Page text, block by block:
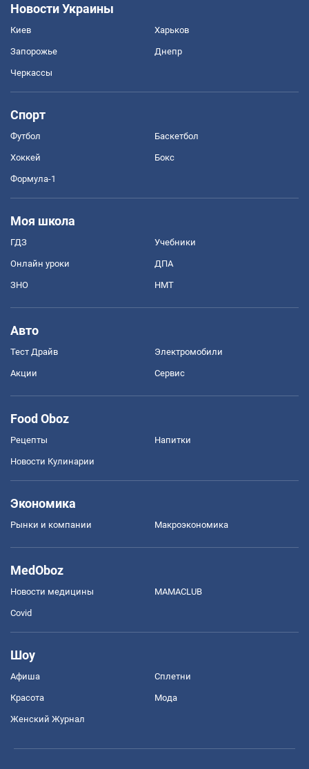
Новости Украины
Киев Харьков
Запорожье Днепр
Черкассы
Спорт
Футбол Баскетбол
Хоккей Бокс
Формула-1
Моя школа
ГДЗ Учебники
Онлайн уроки ДПА
ЗНО НМТ
Авто
Тест Драйв Электромобили
Акции Сервис
Food Oboz
Рецепты Напитки
Новости Кулинарии
Экономика
Рынки и компании Mакроэкономика
MedOboz
Новости медицины MAMACLUB
Covid
Шоу
Афиша Сплетни
Красота Мода
Женский Журнал